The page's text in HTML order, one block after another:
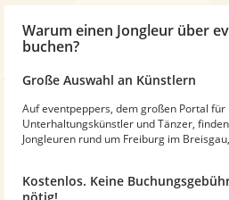
Warum einen Jongleur über
buchen?
Große Auswahl an Künstlern
Auf eventpeppers, dem großen Portal für
Unterhaltungskünstler und Tänzer,
Jongleuren rund um Freiburg im
Kostenlos. Keine
nötig!